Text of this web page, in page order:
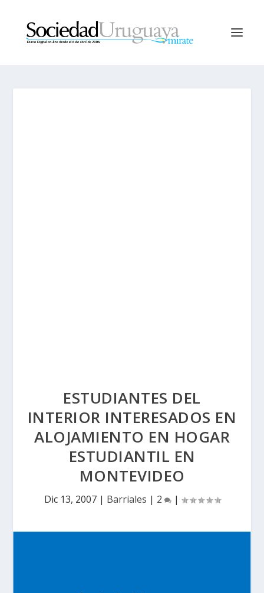
ESTUDIANTES DEL
INTERIOR INTERESADOS EN
ALOJAMIENTO EN HOGAR
ESTUDIANTIL EN
MONTEVIDEO
Dic 13, 2007| Barriales | 2 |